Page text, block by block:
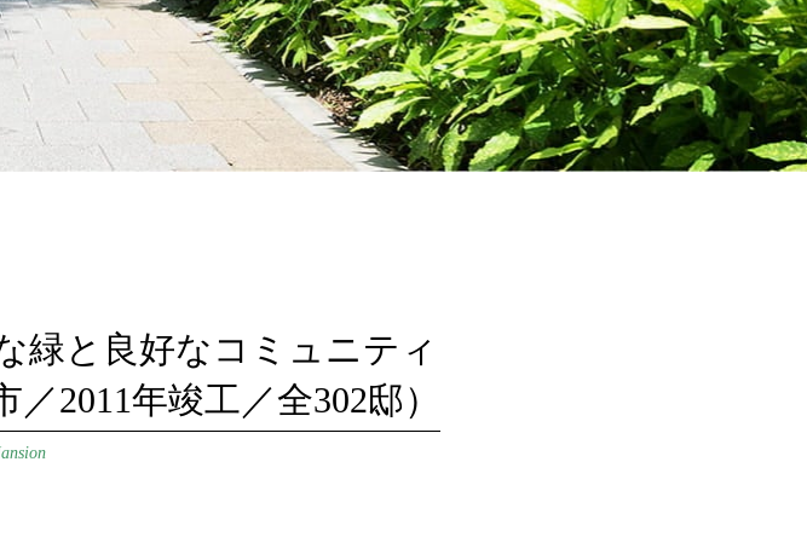
緑と良好なコミュニティ
／2011年竣工／全302邸）